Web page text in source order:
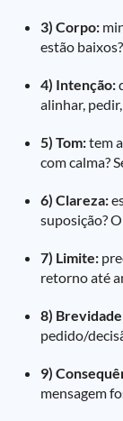
3) Corpo:
estão baixos?
4) Intenção:
alinhar,
5) Tom:tem
com calma?
6) Clareza:
suposição?
7) Limite:
retorno até
8)
pedido/
9)
mensagem